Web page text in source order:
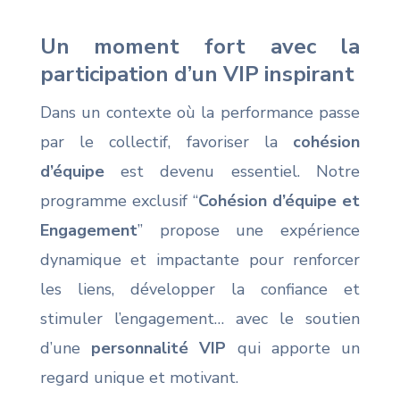
Un moment fort avec la
participation d’un VIP inspirant
Dans un contexte où la performance passe
par le collectif, favoriser la cohésion
d’équipeest devenu essentiel. Notre
programme exclusif “Cohésion d’équipe et
Engagement” propose une expérience
dynamique et impactante pour renforcer
les liens, développer la confiance et
stimuler l’engagement… avec le soutien
d’une personnalité VIP qui apporte un
regard unique et motivant.